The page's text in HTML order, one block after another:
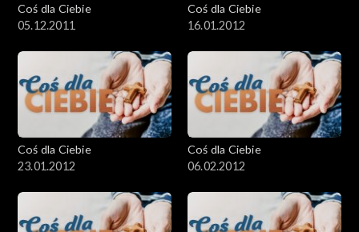
Coś dla Ciebie
05.12.2011
Coś dla Ciebie
16.01.2012
Coś dla Ciebie
23.01.2012
Coś dla Ciebie
06.02.2012